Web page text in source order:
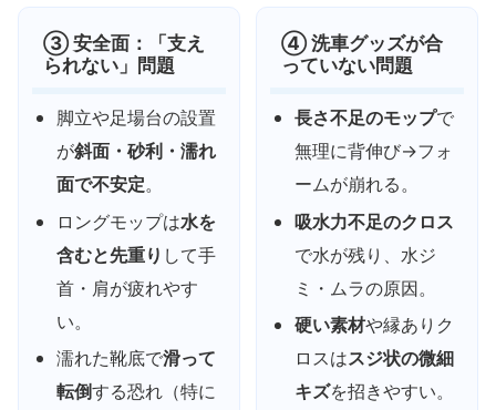
③ 安全面：「支え
られない」問題
脚立や足場台の設置
が斜面・砂利・濡れ
面で不安定。
ロングモップは水を
含むと先重り して手
首・肩が疲れやす
い。
濡れた靴底で滑って
転倒する恐れ（特に
④ 洗車グッズが合
っていない問題
長さ不足のモップで
無理に背伸び→フォ
ームが崩れる。
吸水力不足のクロス
で水が残り、水ジ
ミ・ムラの原因。
硬い素材や縁ありク
ロスはスジ状の微細
キズを招きやすい。